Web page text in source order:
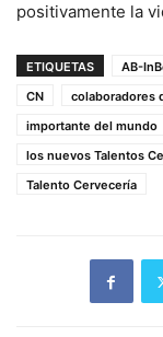
positivamente la
ETIQUETAS AB-
CN
colaboradores
importante del mundo
los nuevos Talentos
Talento Cervecería